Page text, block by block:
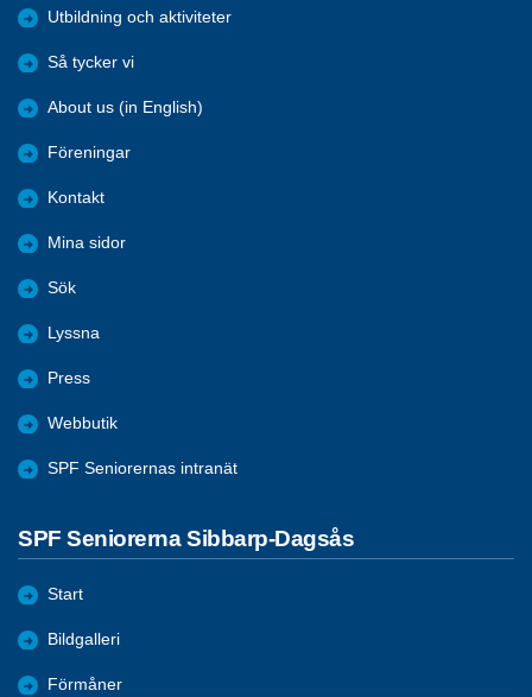
Utbildning och aktiviteter
Så tycker vi
About us (in English)
Föreningar
Kontakt
Mina sidor
Sök
Lyssna
Press
Webbutik
SPF Seniorernas intranät
SPF Seniorerna Sibbarp-Dagsås
Start
Bildgalleri
Förmåner